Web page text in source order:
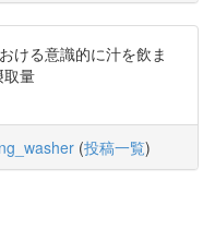
ける意識的に汁を飲ま
取量
(投稿一覧)